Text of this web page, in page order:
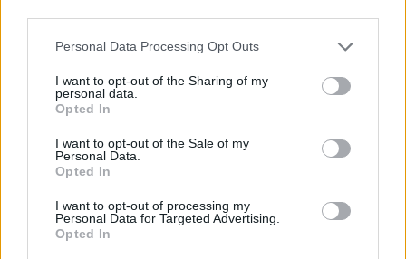
Personal Data Processing Opt Outs
I want to opt-out of the Sharing of my
personal data.
Opted In
I want to opt-out of the Sale of my
Personal Data.
Opted In
I want to opt-out of processing my
Personal Data for Targeted Advertising.
Opted In
A keresett cikk a portfolio.hu hírarchívumához
tartozik, melynek olvasása előfizetéses
regisztrációhoz kötött.
Az előfizetés a következőket tartalmazza:
Portfolio.hu teljes cikkarchívum
Kötéslisták: BÉT elmúlt 2 év napon belüli
kötéslistái